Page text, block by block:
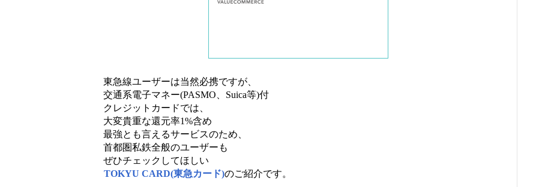
東急線ユーザーは当然必携ですが、
交通系電子マネー(PASMO、Suica等)付
クレジットカードでは、
大変貴重な還元率1%含め
最強とも言えるサービスのため、
首都圏私鉄全般のユーザーも
ぜひチェックしてほしい
TOKYU CARD(東急カード)のご紹介です。